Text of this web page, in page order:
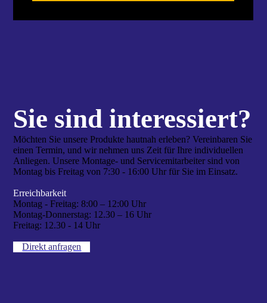
Sie sind interes­siert?
Möchten Sie unsere Produkte hautnah erleben? Vereinbaren Sie
einen Termin, und wir nehmen uns Zeit für Ihre individuellen
Anliegen. Unsere Montage- und Servicemitarbeiter sind von
Montag bis Freitag von 7:30 - 16:00 Uhr für Sie im Einsatz.
Erreichbarkeit
Montag - Freitag: 8:00 – 12:00 Uhr
Montag-Donnerstag: 12.30 – 16 Uhr
Freitag: 12.30 - 14 Uhr
Direkt anfragen